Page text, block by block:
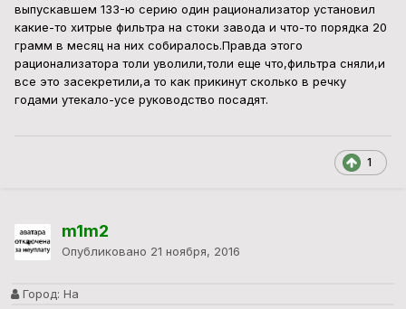
выпускавшем 133-ю серию один рационализатор установил
какие-то хитрые фильтра на стоки завода и что-то порядка 20
грамм в месяц на них собиралось.Правда этого
рационализатора толи уволили,толи еще что,фильтра сняли,и
все это засекретили,а то как прикинут сколько в речку
годами утекало-усе руководство посадят.
1
m1m2
Опубликовано 21 ноября, 2016
Город: На